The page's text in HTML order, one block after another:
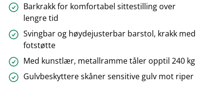
Barkrakk for komfortabel sittestilling over
lengre tid
Svingbar og høydejusterbar barstol, krakk med
fotstøtte
Med kunstlær, metallramme tåler opptil 240 kg
Gulvbeskyttere skåner sensitive gulv mot riper